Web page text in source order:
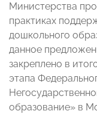
Министерства
практиках
дошкольного
данное
закреплено в
этапа
образование» в